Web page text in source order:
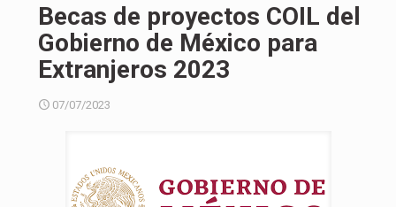
Becas de proyectos COIL del
Gobierno de México para
Extranjeros 2023
07/07/2023